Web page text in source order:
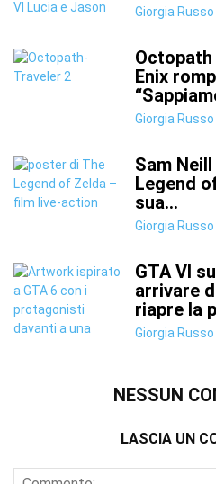
Giorgia Russo
Octopath
Enix
Giorgia Russo
Sam
Legend
sua...
Giorgia Russo
GTA VI
arrivare
riapre la
Giorgia Russo
NESSUN
LASCIA UN